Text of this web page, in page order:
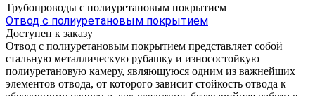
Трубопроводы с полиуретановым покрытием
Отвод с полиуретановым покрытием
Доступен к заказу
Отвод с полиуретановым покрытием представляет собой
стальную металлическую рубашку и износостойкую
полиуретановую камеру, являющуюся одним из важнейших
элементов отвода, от которого зависит стойкость отвода к